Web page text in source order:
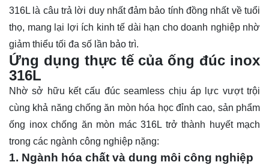
316L là câu trả lời duy nhất đảm bảo tính đồng nhất về tuổi
thọ, mang lại lợi ích kinh tế dài hạn cho doanh nghiệp nhờ
giảm thiểu tối đa số lần bảo trì.
Ứng dụng thực tế của ống đúc inox
316L
Nhờ sở hữu kết cấu đúc seamless chịu áp lực vượt trội
cùng khả năng chống ăn mòn hóa học đỉnh cao, sản phẩm
ống inox chống ăn mòn mác 316L trở thành huyết mạch
trong các ngành công nghiệp nặng:
1. Ngành hóa chất và dung môi công nghiệp